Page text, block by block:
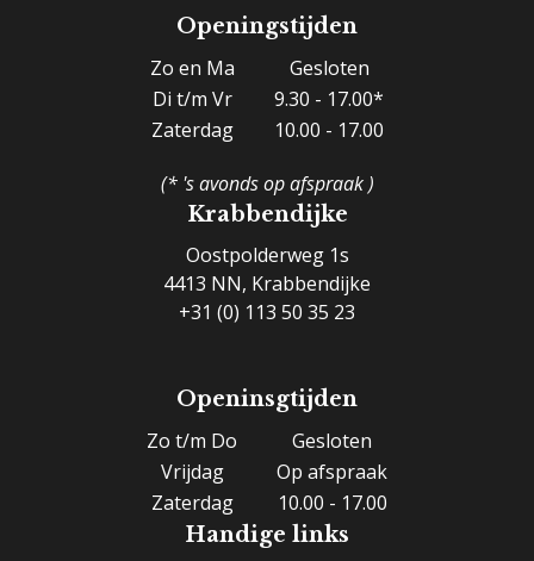
Openingstijden
Zo en Ma
Gesloten
Di t/m Vr
9.30 - 17.00*
Zaterdag
10.00 - 17.00
(* 's avonds op afspraak )
Krabbendijke
Oostpolderweg 1s
4413 NN, Krabbendijke
+31 (0) 113 50 35 23
Openinsgtijden
Zo t/m Do
Gesloten
Vrijdag
Op afspraak
Zaterdag
10.00 - 17.00
Handige links